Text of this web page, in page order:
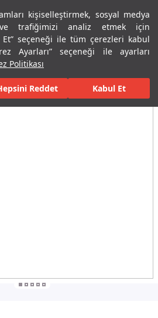
kişiselleştirmek, sosyal medya
trafiğimizi analiz etmek için
Et” seçeneği ile tüm çerezleri kabul
Ayarları” seçeneği ile ayarları
Politikası
Reddet Kabul Et
Menü
Konut İçi Alanlar Banyo Seramikleri